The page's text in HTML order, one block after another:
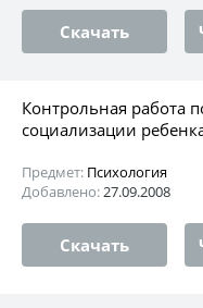
Скачать
Контрольная работа
социализации
Предмет: Психология
Добавлено:27.09.2008
Скачать